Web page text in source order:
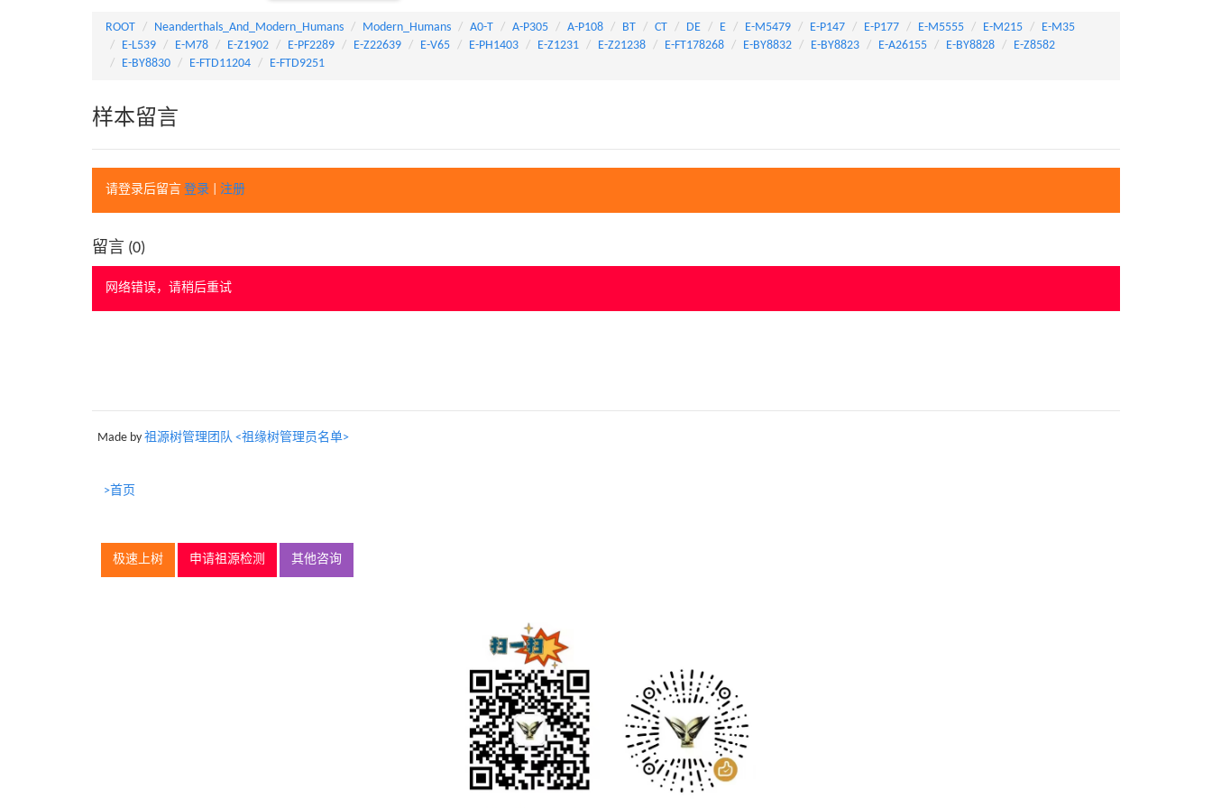
ROOT Neanderthals_And_Modern_Humans Modern_Humans A0-T A-P305 A-P108 BT CT DE E E-M5479 E-P147 E-P177 E-M5555 E-M215
E-M35
E-L539
E-M78 E-Z1902 E-PF2289 E-Z22639 E-V65 E-PH1403 E-Z1231 E-Z21238 E-FT178268 E-BY8832 E-BY8823 E-A26155 E-BY8828
E-Z8582
E-BY8830
E-FTD11204 E-FTD9251
样本留言
请登录后留言 登录 注册
留言 (0)
网络错误，请稍后重试
Made by 祖源树管理团队 <祖缘树管理员名单>
>首页
极速上树 申请祖源检测 其他咨询